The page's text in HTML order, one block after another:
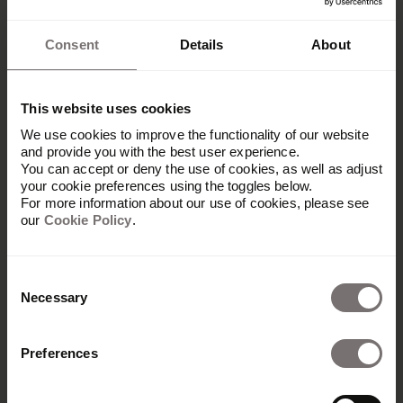
Consent Details About
This website uses cookies
We use cookies to improve the functionality of our website
and provide you with the best user experience.
You can accept or deny the use of cookies, as well as adjust
your cookie preferences using the toggles below.
For more information about our use of cookies, please see
our Cookie Policy.
Selection
Necessary
Preferences
« Nos attentes sont élevées et
la protection de la marque est
au cœur des préoccupations
de Vodafone. Le maintien d'un
haut niveau de cohérence de
utilisateurs et de nos
l'ensemble de l'entreprise. »